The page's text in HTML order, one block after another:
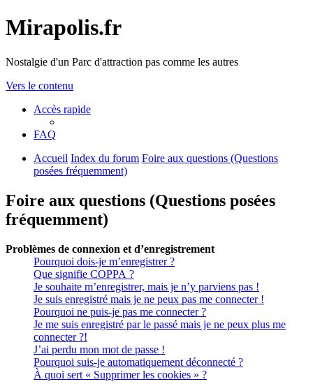
Mirapolis.fr
Nostalgie d'un Parc d'attraction pas comme les autres
Vers le contenu
Accès rapide
FAQ
Accueil Index du forum Foire aux questions (Questions
posées fréquemment)
Foire aux questions (Questions posées
fréquemment)
Problèmes de connexion et d’enregistrement
Pourquoi dois-je m’enregistrer ?
Que signifie COPPA ?
Je souhaite m’enregistrer, mais je n’y parviens pas !
Je suis enregistré mais je ne peux pas me connecter !
Pourquoi ne puis-je pas me connecter ?
Je me suis enregistré par le passé mais je ne peux plus me
connecter ?!
J’ai perdu mon mot de passe !
Pourquoi suis-je automatiquement déconnecté ?
À quoi sert « Supprimer les cookies » ?